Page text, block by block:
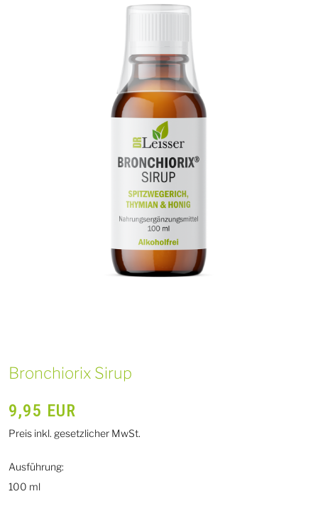
Bronchiorix Sirup
9,95 EUR
Preis inkl. gesetzlicher MwSt.
Ausführung:
100 ml